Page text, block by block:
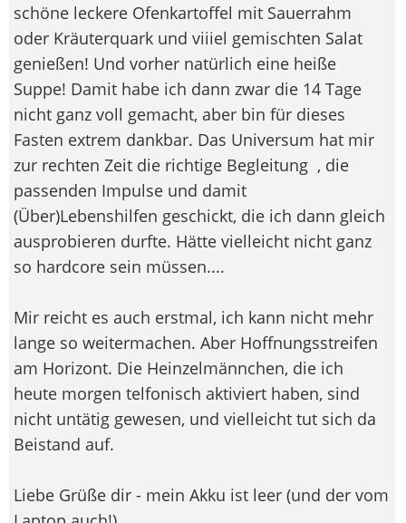
schöne leckere Ofenkartoffel mit Sauerrahm
oder Kräuterquark und viiiel gemischten Salat
genießen! Und vorher natürlich eine heiße
Suppe! Damit habe ich dann zwar die 14 Tage
nicht ganz voll gemacht, aber bin für dieses
Fasten extrem dankbar. Das Universum hat mir
zur rechten Zeit die richtige Begleitung , die
passenden Impulse und damit
(Über)Lebenshilfen geschickt, die ich dann gleich
ausprobieren durfte. Hätte vielleicht nicht ganz
so hardcore sein müssen....
Mir reicht es auch erstmal, ich kann nicht mehr
lange so weitermachen. Aber Hoffnungsstreifen
am Horizont. Die Heinzelmännchen, die ich
heute morgen telfonisch aktiviert haben, sind
nicht untätig gewesen, und vielleicht tut sich da
Beistand auf.
Liebe Grüße dir - mein Akku ist leer (und der vom